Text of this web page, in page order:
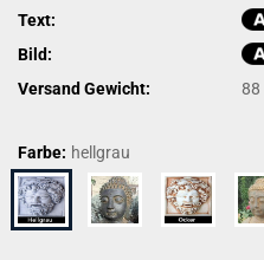
Text:
Bild:
Versand Gewicht:
88
Farbe: hellgrau